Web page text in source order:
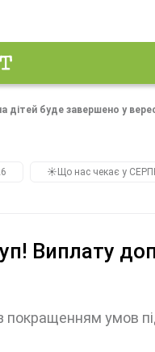
дітей буде завершено у
☀️Що нас чекає у
Виплату
покращенням умов